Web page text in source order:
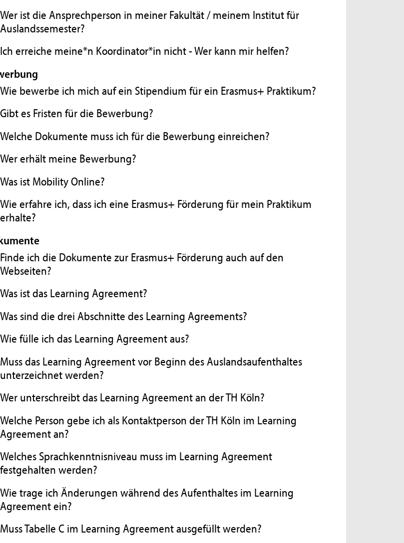
Wer ist die Ansprechperson in meiner Fakultät / meinem Institut für
Auslandssemester?
Ich erreiche meine*n Koordinator*in nicht - Wer kann mir helfen?
Wie bewerbe ich mich auf ein Stipendium für ein Erasmus+ Praktikum?
Gibt es Fristen für die Bewerbung?
Welche Dokumente muss ich für die Bewerbung einreichen?
Wer erhält meine Bewerbung?
Was ist Mobility Online?
Wie erfahre ich, dass ich eine Erasmus+ Förderung für mein Praktikum
erhalte?
Finde ich die Dokumente zur Erasmus+ Förderung auch auf den
Webseiten?
Was ist das Learning Agreement?
Was sind die drei Abschnitte des Learning Agreements?
Wie fülle ich das Learning Agreement aus?
Muss das Learning Agreement vor Beginn des Auslandsaufenthaltes
unterzeichnet werden?
Wer unterschreibt das Learning Agreement an der TH Köln?
Welche Person gebe ich als Kontaktperson der TH Köln im Learning
Agreement an?
Welches Sprachkenntnisniveau muss im Learning Agreement
festgehalten werden?
Wie trage ich Änderungen während des Aufenthaltes im Learning
Agreement ein?
Muss Tabelle C im Learning Agreement ausgefüllt werden?